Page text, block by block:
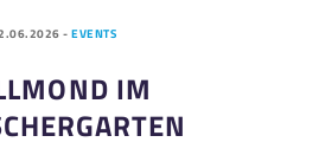
-EVENTS
IM